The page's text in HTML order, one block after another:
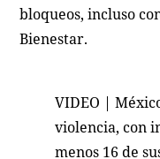
bloqueos, incluso
Bienestar.
VIDEO |
violencia, con
menos 16 de